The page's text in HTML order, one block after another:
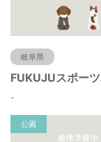
岐阜県
-
公園